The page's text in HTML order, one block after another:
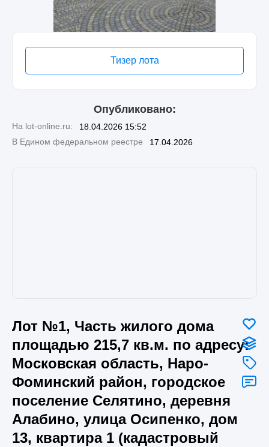
Тизер лота
Опубликовано:
На lot-online.ru:
18.04.2026 15:52
В Едином федеральном реестре
17.04.2026
Лот №1, Часть жилого дома
площадью 215,7 кв.м. по адресу:
Московская область, Наро-
Фоминский район, городское
поселение Селятино, деревня
Алабино, улица Осипенко, дом
13, квартира 1 (кадастровый